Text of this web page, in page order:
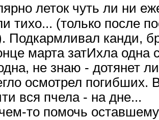
леток чуть ли ни
тихо... (только после
Подкармливал канди,
марта затИхла одна
не знаю - дотянет
осмотрел
вся пчела - на дне...
то помочь